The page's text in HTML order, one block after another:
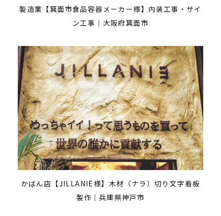
製造業【箕面市食品容器メーカー様】内装工事・サイ
ン工事｜大阪府箕面市
かばん店【JILLANIE様】木材（ナラ）切り文字看板
製作｜兵庫県神戸市